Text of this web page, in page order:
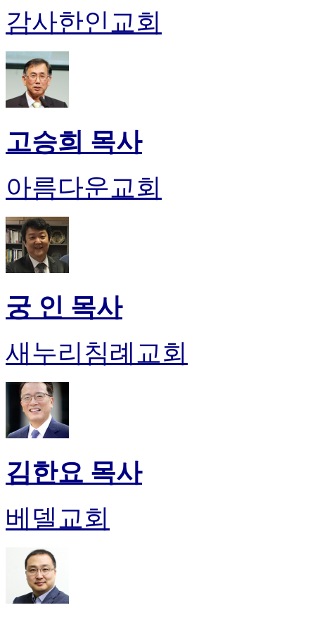
감사한인교회
고승희 목사
아름다운교회
궁 인 목사
새누리침례교회
김한요 목사
베델교회